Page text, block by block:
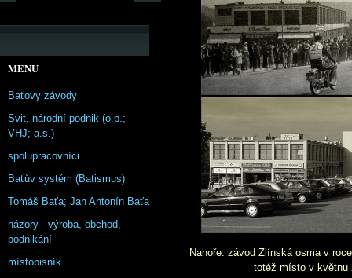
Nahoře: závod Zlínská osma v
totéž místo v květnu
MENU
Baťovy závody
Svit, národní podnik (o.p.;
VHJ; a.s.)
spolupracovníci
Baťův systém (Batismus)
Tomáš Baťa; Jan Antonín Baťa
názory - výroba, obchod,
podnikání
místopisník